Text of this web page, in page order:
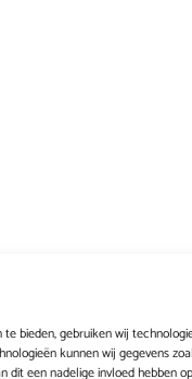
bieden, gebruiken wij
kunnen wij gegevens
dit een nadelige invloed hebben